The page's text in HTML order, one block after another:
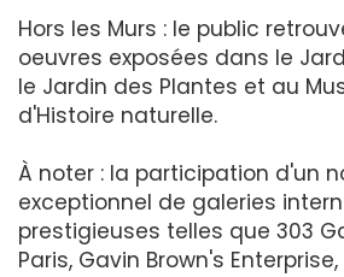
Hors les Murs : le public
oeuvres exposées dans le
le Jardin des Plantes et au
d'Histoire naturelle.
À noter : la participation d'un
exceptionnel de galeries
prestigieuses telles que 303
Paris, Gavin Brown's